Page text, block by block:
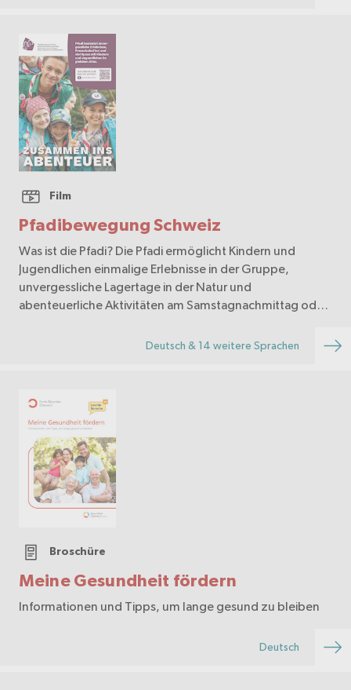
Pfadibewegung Schweiz
Film
Was ist die Pfadi? Die Pfadi ermöglicht Kindern und
Jugendlichen einmalige Erlebnisse in der Gruppe,
unvergessliche Lagertage in der Natur und
abenteuerliche Aktivitäten am Samstagnachmittag oder
Deutsch & 14 weitere Sprachen
Meine Gesundheit fördern
Broschüre
Informationen und Tipps, um lange gesund zu bleiben
Deutsch